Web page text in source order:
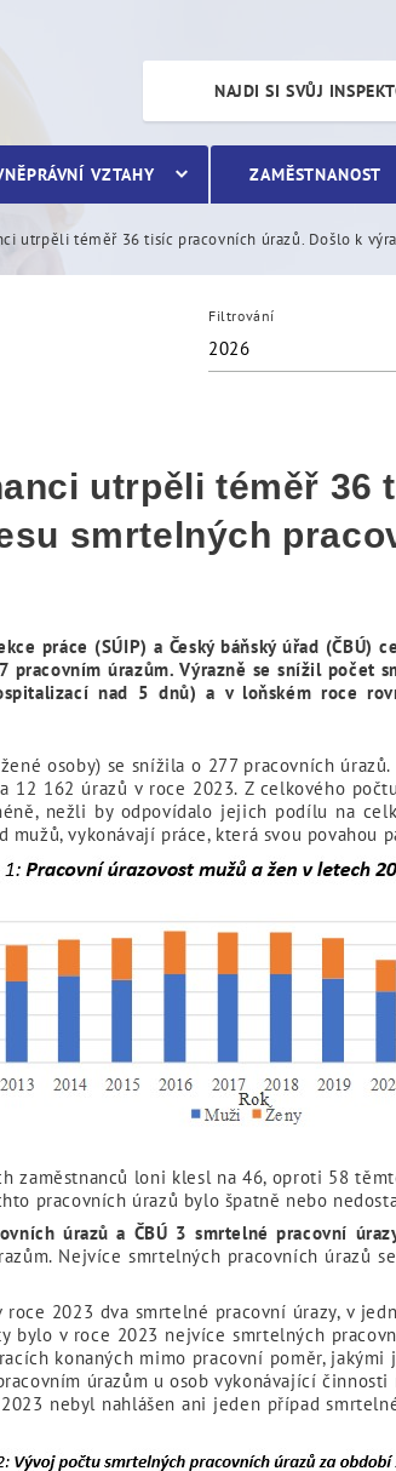
téměř 36
NAJDI SI SVŮJ
VZTAHY ZAMĚSTNANOST
utrpěli téměř 36 tisíc pracovních úrazů. Došlo k
Filtrování
2026
utrpěli téměř 36
smrtelných
práce (SÚIP) a Český báňský úřad (ČBÚ)
úrazům. Výrazně se snížil počet
nad 5 dnů) a v loňském roce
osoby) se snížila o 277 pracovních
162 úrazů v roce 2023. Z celkového
nežli by odpovídalo jejich podílu na
mužů, vykonávají práce, která svou
zaměstnanců loni klesl na 46, oproti 58
pracovních úrazů bylo špatně nebo
úrazů a ČBÚ 3 smrtelné pracovní
Nejvíce smrtelných pracovních úrazů
2023 dva smrtelné pracovní úrazy, v
v roce 2023 nejvíce smrtelných
konaných mimo pracovní poměr,
úrazům u osob vykonávající
nebyl nahlášen ani jeden případ